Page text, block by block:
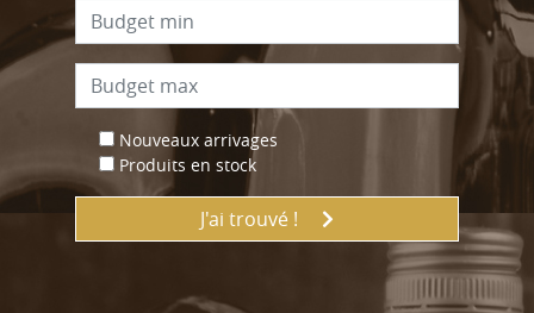
Nouveaux arrivages
Produits en stock
J'ai trouvé !